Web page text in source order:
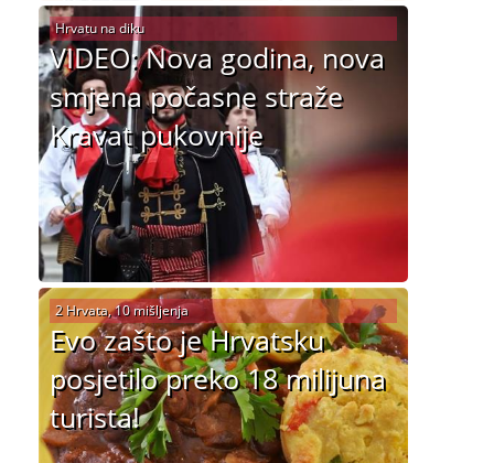
VIDEO: Nova godina, nova
smjena počasne straže
Kravat pukovnije
Hrvatu na diku
Evo zašto je Hrvatsku
posjetilo preko 18 milijuna
turista!
2 Hrvata, 10 mišljenja